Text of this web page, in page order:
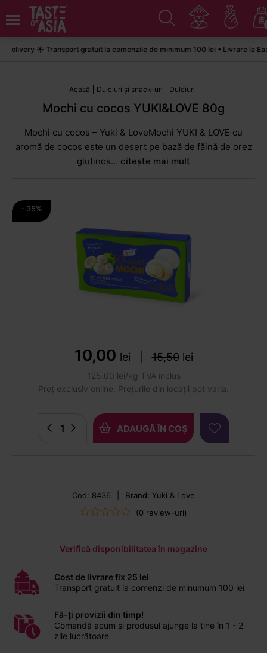
☀️ Transport gratuit la comenzile de minimum 100 lei • Livrare la
Acasă Dulciuri și snack-uri Dulciuri
Mochi cu cocos YUKI&LOVE 80g
Mochi cu cocos – Yuki & LoveMochi YUKI & LOVE cu
aromă de cocos este un desert pe bază de făină de orez
glutinos... citește mai mult
- 35%
10,00 lei 15,50lei
125.00 lei/kg TVA inclus
Preț exclusiv online. Prețurile din locații pot varia.
ADAUGĂ ÎN COȘ
Cod: 8436 Brand: Yuki & Love
(0 review-uri)
Verifică disponibilitatea în magazine
Cost de livrare fix 25 lei
Transport gratuit la comenzi de minumum 100 lei
Fă-ți provizii din timp!
Comandă acum și produsul ajunge la tine în 1 - 2
zile lucrătoare